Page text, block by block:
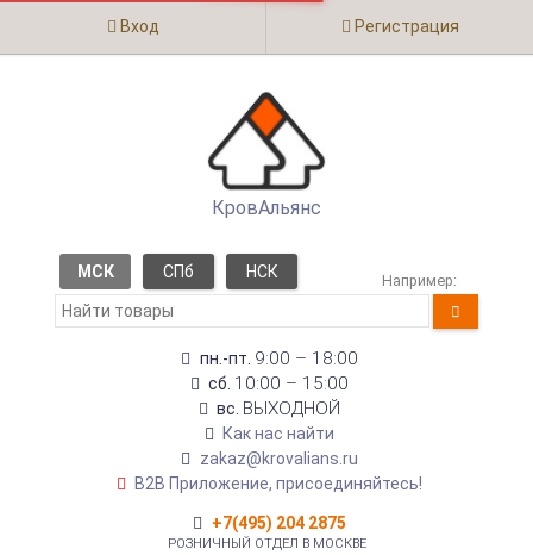
Вход Регистрация
КровАльянс
МСК СПб НСК Например:
пн.-пт. 9:00 – 18:00
сб. 10:00 – 15:00
вс. ВЫХОДНОЙ
Как нас найти
zakaz@krovalians.ru
B2B Приложение, присоединяйтесь!
+7(495) 204 2875
РОЗНИЧНЫЙ ОТДЕЛ В МОСКВЕ